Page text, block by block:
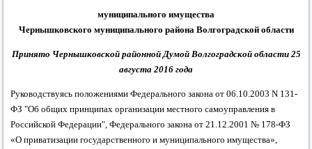
муниципального имущества
Чернышковского муниципального района Волгоградской области
Принято Чернышковской районной Думой Волгоградской области 25
августа 2016 года
Руководствуясь положениями Федерального закона от 06.10.2003 N 131-
ФЗ "Об общих принципах организации местного самоуправления в
Российской Федерации",Федерального закона от 21.12.2001 № 178-ФЗ
«О приватизации государственного и муниципального имущества»,